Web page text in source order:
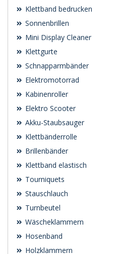
Klettband bedrucken
Sonnenbrillen
Mini Display Cleaner
Klettgurte
Schnapparmbänder
Elektromotorrad
Kabinenroller
Elektro Scooter
Akku-Staubsauger
Klettbänderrolle
Brillenbänder
Klettband elastisch
Tourniquets
Stauschlauch
Turnbeutel
Wäscheklammern
Hosenband
Holzklammern